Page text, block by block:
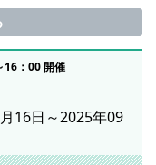
16：00 開催
16日～2025年09